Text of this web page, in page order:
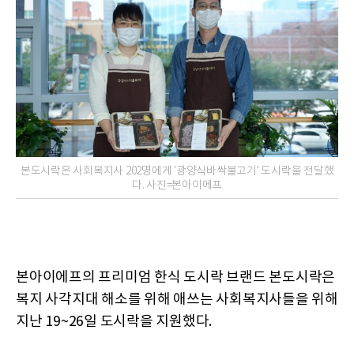
본도시락은 사회복지사 202명에게 '광양식바싹불고기' 도시락을 전달했
다. 사진=본아이에프
본아이에프의 프리미엄 한식 도시락 브랜드 본도시락은
복지 사각지대 해소를 위해 애쓰는 사회복지사들을 위해
지난 19~26일 도시락을 지원했다.